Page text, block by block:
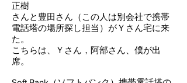
正樹
さんと豊田さん（この人は別会社で携帯
電話塔の場所探し担当）がＹさん宅に来
た。
こちらは、Ｙさん，阿部さん、僕が出
席。